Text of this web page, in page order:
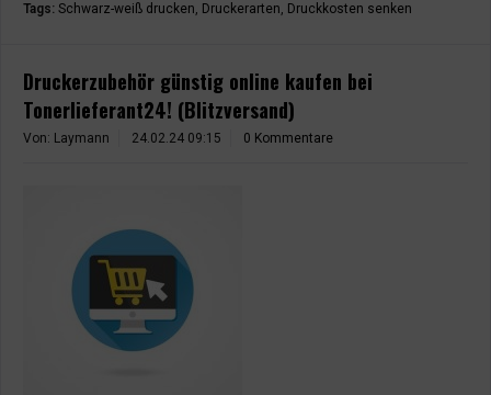
Tags: Schwarz-weiß drucken, Druckerarten, Druckkosten senken
Druckerzubehör günstig online kaufen bei
Tonerlieferant24! (Blitzversand)
Von: Laymann 24.02.24 09:15 0 Kommentare